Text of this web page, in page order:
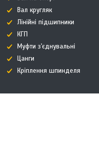
Вал кругляк
Лінійні підшипники
КГП
Муфти з'єднувальні
Цанги
Кріплення шпинделя